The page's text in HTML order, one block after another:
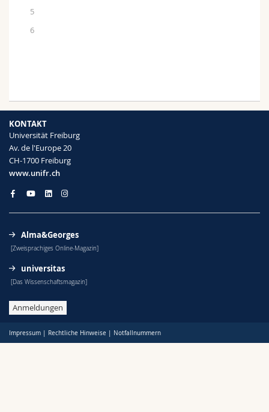
5
6
KONTAKT
Universität Freiburg
Av. de l'Europe 20
CH-1700 Freiburg
www.unifr.ch
Alma&Georges
[Zweisprachiges Online-Magazin]
universitas
[Das Wissenschaftsmagazin]
Anmeldungen
Impressum | Rechtliche Hinweise | Notfallnummern